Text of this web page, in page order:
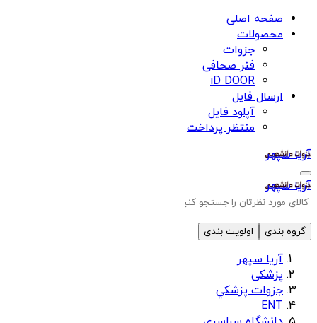
صفحه اصلی
محصولات
جزوات
فنر صحافی
iD DOOR
ارسال فایل
آپلود فایل
منتظر پرداخت
آریا سپهر
آریا سپهر
گروه بندی اولویت بندی
آریا سپهر
پزشکی
جزوات پزشكي
ENT